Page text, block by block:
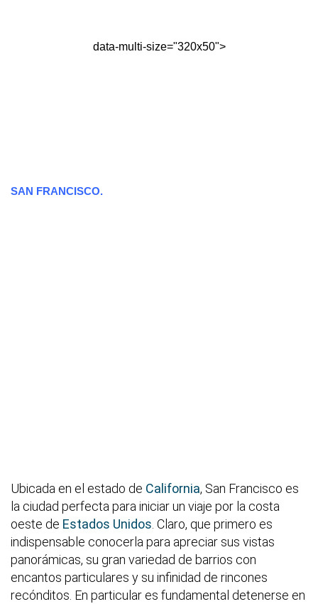
data-multi-size="320x50">
SAN FRANCISCO.
Ubicada en el estado de California, San Francisco es
la ciudad perfecta para iniciar un viaje por la costa
oeste de Estados Unidos. Claro, que primero es
indispensable conocerla para apreciar sus vistas
panorámicas, su gran variedad de barrios con
encantos particulares y su infinidad de rincones
recónditos. En particular es fundamental detenerse en